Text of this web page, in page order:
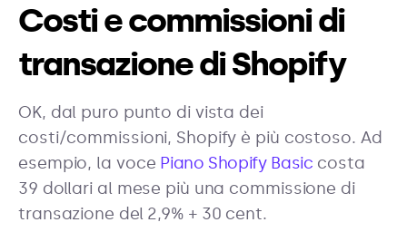
Costi e commissioni di
transazione di Shopify
OK, dal puro punto di vista dei
costi/commissioni, Shopify è più costoso. Ad
esempio, la voce Piano Shopify Basic costa
39 dollari al mese più una commissione di
transazione del 2,9% + 30 cent.